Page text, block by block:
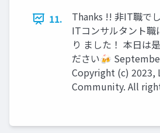
11.
Thanks !! 非IT職で
ITコンサルタント職
り ました！ 本日は
ださい🍻
Copyright (c) 2023,
Community. All